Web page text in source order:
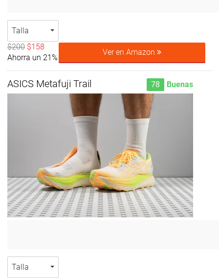
Talla
$200 $158
Ahorra un 21%
Ver en Amazon
ASICS Metafuji Trail 78 Buenas
Talla